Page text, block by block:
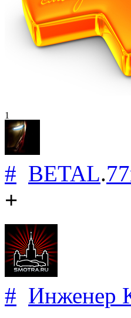
1
# BETAL.
+
# Инженер